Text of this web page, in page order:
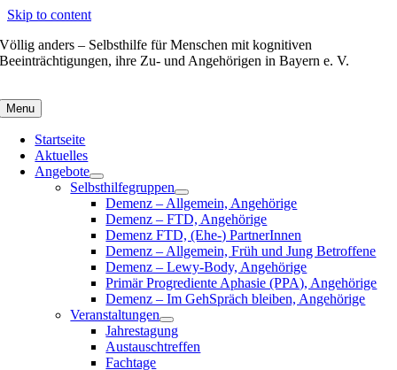
Skip to content
Völlig anders – Selbsthilfe für Menschen mit kognitiven
Beeinträchtigungen, ihre Zu- und Angehörigen in Bayern e. V.
Menu
Startseite
Aktuelles
Angebote
Selbsthilfegruppen
Demenz – Allgemein, Angehörige
Demenz – FTD, Angehörige
Demenz FTD, (Ehe-) PartnerInnen
Demenz – Allgemein, Früh und Jung Betroffene
Demenz – Lewy-Body, Angehörige
Primär Progrediente Aphasie (PPA), Angehörige
Demenz – Im GehSpräch bleiben, Angehörige
Veranstaltungen
Jahrestagung
Austauschtreffen
Fachtage